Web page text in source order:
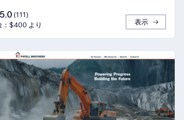
5.0 (111)
：$400 より
表示